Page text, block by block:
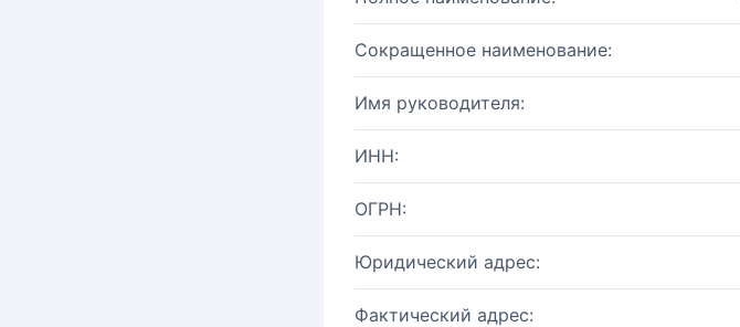
Сокращенное наименование:
Имя руководителя:
ИНН:
ОГРН:
Юридический адрес:
Фактический адрес: